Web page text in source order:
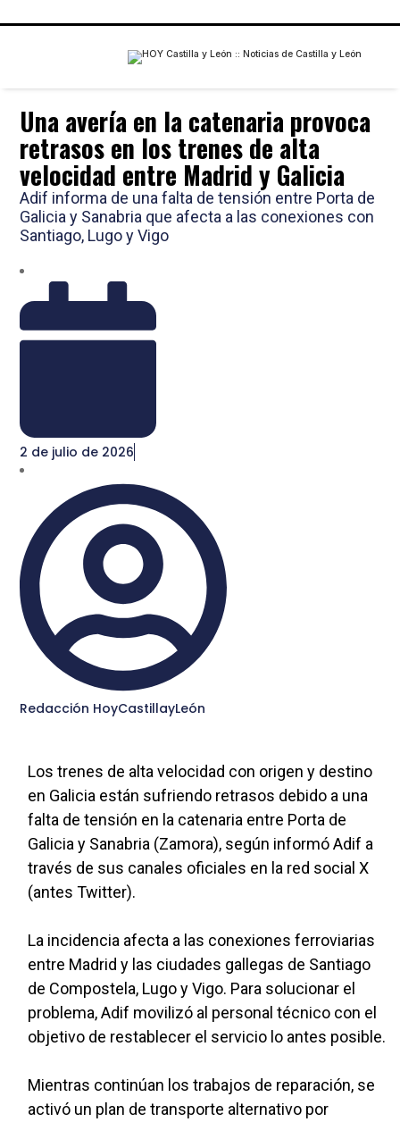
Una avería en la catenaria provoca
retrasos en los trenes de alta
velocidad entre Madrid y Galicia
Adif informa de una falta de tensión entre Porta de
Galicia y Sanabria que afecta a las conexiones con
Santiago, Lugo y Vigo
2 de julio de 2026
Redacción HoyCastillayLeón
Los trenes de alta velocidad con origen y destino
en Galicia están sufriendo retrasos debido a una
falta de tensión en la catenaria entre Porta de
Galicia y Sanabria (Zamora), según informó Adif a
través de sus canales oficiales en la red social X
(antes Twitter).
La incidencia afecta a las conexiones ferroviarias
entre Madrid y las ciudades gallegas de Santiago
de Compostela, Lugo y Vigo. Para solucionar el
problema, Adif movilizó al personal técnico con el
objetivo de restablecer el servicio lo antes posible.
Mientras continúan los trabajos de reparación, se
activó un plan de transporte alternativo por